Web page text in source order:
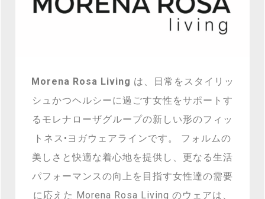
​Morena Rosa Living は、日常をスタイリッ
シュかつヘルシーに過ごす女性をサポートす
るモレナローザグループの新しい形のフィッ
トネス•ヨガウェアラインです。 フォルムの
美しさと快適な着心地を提供し、更なる生活
パフォーマンスの向上を目指す女性達の需要
に応えた Morena Rosa Living のウェアは、